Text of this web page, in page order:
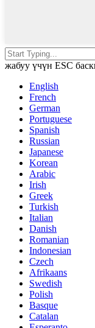
жабуу үчүн ESC
English
French
German
Portuguese
Spanish
Russian
Japanese
Korean
Arabic
Irish
Greek
Turkish
Italian
Danish
Romanian
Indonesian
Czech
Afrikaans
Swedish
Polish
Basque
Catalan